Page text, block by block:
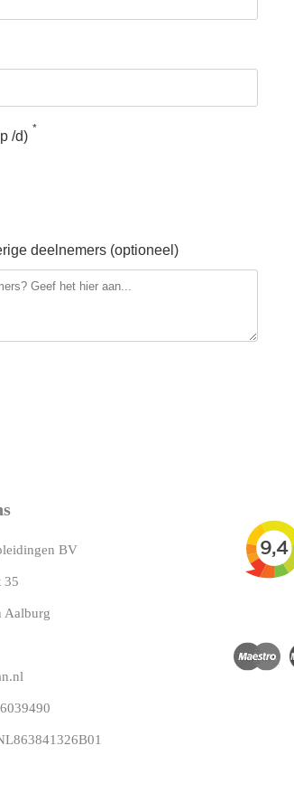
/d) *
deelnemers (optioneel)
BV
35
Aalburg